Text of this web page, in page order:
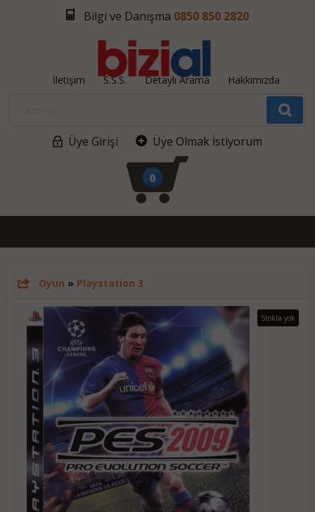
Bilgi ve Danışma 0850 850 2820
İletişim S.S.S. Detaylı Arama Hakkımızda
Üye Girişi Üye Olmak İstiyorum
0
Oyun » Playstation 3
Stokta yok